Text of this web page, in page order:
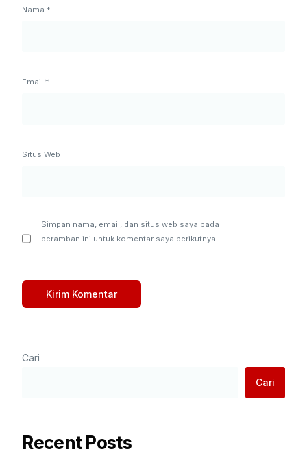
Nama*
Email*
Situs Web
Simpan nama, email, dan situs web saya pada
peramban ini untuk komentar saya berikutnya.
Cari
Cari
Recent Posts